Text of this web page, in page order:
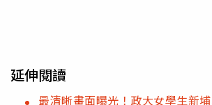
延伸閱讀
最清晰畫面曝光！政大女學生新